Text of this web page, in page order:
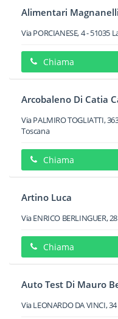
Alimentari Magnanelli
Via PORCIANESE, 4-51035
Chiama
Arcobaleno Di Catia
Via PALMIRO TOGLIATTI,
Toscana
Chiama
Artino Luca
Via ENRICO BERLINGUER, 28
Chiama
Auto Test Di Mauro
Via LEONARDO DA VINCI, 34